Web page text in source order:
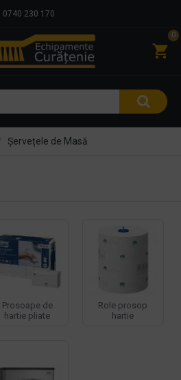
0740 230 170
0
Șervețele de Masă
Prosoape de
hartie pliate
Role prosop
hartie